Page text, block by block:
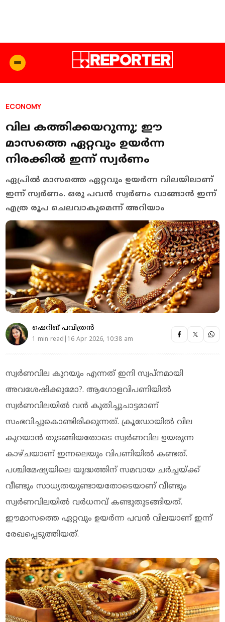
ECONOMY
വില കത്തിക്കയറുന്നു; ഈ
മാസത്തെ ഏറ്റവും ഉയര്‍ന്ന
നിരക്കില്‍ ഇന്ന് സ്വര്‍ണം
ഏപ്രില്‍ മാസത്തെ ഏറ്റവും ഉയര്‍ന്ന വിലയിലാണ്
ഇന്ന് സ്വര്‍ണം. ഒരു പവന്‍ സ്വര്‍ണം വാങ്ങാന്‍ ഇന്ന്
എത്ര രൂപ ചെലവാകുമെന്ന് അറിയാം
ഷെറിങ് പവിത്രൻ
1 min read|16 Apr 2026, 10:38 am
സ്വര്‍ണവില കുറയും എന്നത് ഇനി സ്വപ്‌നമായി
അവശേഷിക്കുമോ?. ആഗോളവിപണിയില്‍
സ്വര്‍ണവിലയില്‍ വന്‍ കുതിച്ചുചാട്ടമാണ്
സംഭവിച്ചുകൊണ്ടിരിക്കുന്നത്. ക്രൂഡോയില്‍ വില
കുറയാന്‍ തുടങ്ങിയതോടെ സ്വര്‍ണവില ഉയരുന്ന
കാഴ്ചയാണ് ഇന്നലെയും വിപണിയില്‍ കണ്ടത്.
പശ്ചിമേഷ്യയിലെ യുദ്ധത്തിന് സമവായ ചര്‍ച്ചയ്ക്ക്
വീണ്ടും സാധ്യതയുണ്ടായതോടെയാണ് വീണ്ടും
സ്വര്‍ണവിലയില്‍ വര്‍ധനവ് കണ്ടുതുടങ്ങിയത്.
ഈമാസത്തെ ഏറ്റവും ഉയര്‍ന്ന പവന്‍ വിലയാണ് ഇന്ന്
രേഖപ്പെടുത്തിയത്.